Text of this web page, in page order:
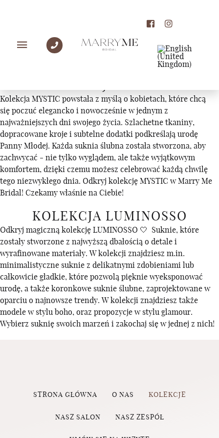
KOLEKCJE
Kolekcja MYSTIC powstała z myślą o kobietach, które chcą
się poczuć elegancko i nowocześnie w jednym z
najważniejszych dni swojego życia. Szlachetne tkaniny,
dopracowane kroje i subtelne dodatki podkreślają urodę
Panny Młodej. Każda suknia ślubna została stworzona, aby
zachwycać - nie tylko wyglądem, ale także wyjątkowym
komfortem, dzięki czemu możesz celebrować każdą chwilę
tego niezwykłego dnia. Odkryj kolekcję MYSTIC w Marry Me
Bridal! Czekamy właśnie na Ciebie!
KOLEKCJA LUMINOSSO
Odkryj magiczną kolekcję LUMINOSSO 🤍 Suknie, które
zostały stworzone z najwyższą dbałością o detale i
wyrafinowane materiały. W kolekcji znajdziesz m.in.
minimalistyczne suknie z delikatnymi zdobieniami lub
całkowicie gładkie, które pozwolą pięknie wyeksponować
urodę, a także koronkowe suknie ślubne, zaprojektowane w
oparciu o najnowsze trendy. W kolekcji znajdziesz także
modele w stylu boho, oraz propozycje w stylu glamour.
Wybierz suknię swoich marzeń i zakochaj się w jednej z nich!
STRONA GŁÓWNA O NAS KOLEKCJE
NASZ SALON NASZ ZESPÓŁ